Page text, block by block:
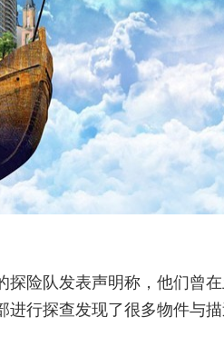
探险队发表声明称，他们曾
行探查发现了很多物件与